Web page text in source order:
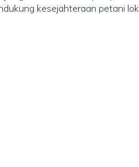
kesejahteraan petani